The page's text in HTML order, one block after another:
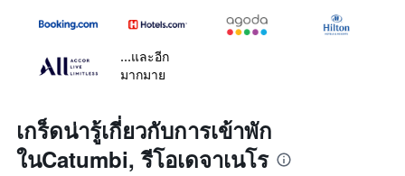
...และอีก
มากมาย
เกร็ดน่ารู้เกี่ยวกับการเข้าพัก
ในCatumbi, รีโอเดจาเนโร